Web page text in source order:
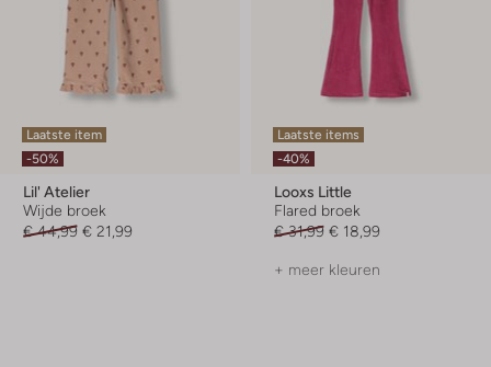
Laatste item
-50%
Lil' Atelier
Wijde broek
€ 44,99 € 21,99
Laatste items
-40%
Looxs Little
Flared broek
€ 31,99 € 18,99
+ meer kleuren